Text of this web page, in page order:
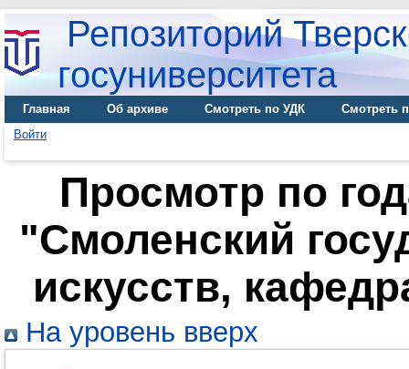
Репозиторий
госуниверситета
Главная Об архиве Смотреть по УДК
Смотреть
Войти
Просмотр по
"Смоленский
искусств,
На уровень вверх